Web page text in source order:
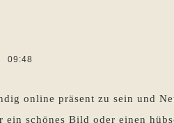
09:48
online präsent zu sein und
schönes Bild oder einen